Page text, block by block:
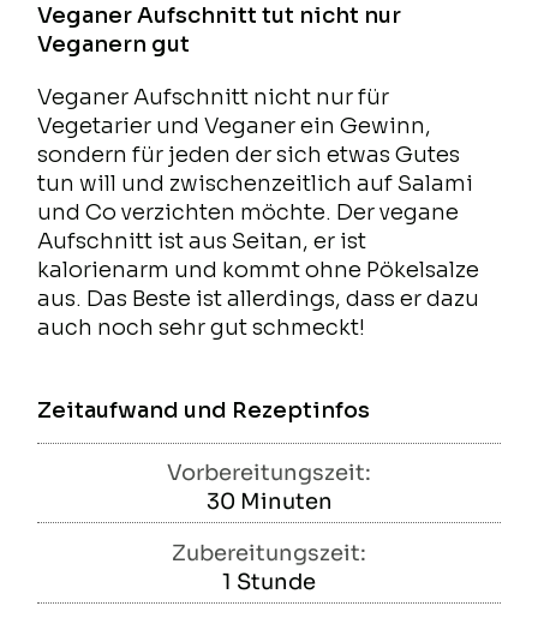
Veganer Aufschnitt tut nicht nur
Veganern gut
Veganer Aufschnitt nicht nur für
Vegetarier und Veganer ein Gewinn,
sondern für jeden der sich etwas Gutes
tun will und zwischenzeitlich auf Salami
und Co verzichten möchte. Der vegane
Aufschnitt ist aus Seitan, er ist
kalorienarm und kommt ohne Pökelsalze
aus. Das Beste ist allerdings, dass er dazu
auch noch sehr gut schmeckt!
Zeitaufwand und Rezeptinfos
Vorbereitungszeit:
30Minuten
Minuten
Zubereitungszeit:
1 Stunde
Stunde